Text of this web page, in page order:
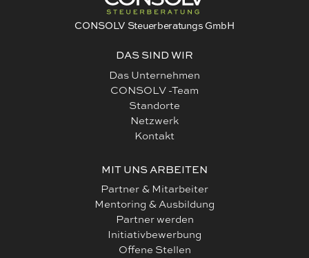
CONSOLV Steuerberatungs GmbH
DAS SIND WIR
Das Unternehmen
CONSOLV -Team
Standorte
Netzwerk
Kontakt
MIT UNS ARBEITEN
Partner & Mitarbeiter
Mentoring & Ausbildung
Partner werden
Initiativbewerbung
Offene Stellen